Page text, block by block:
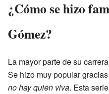
¿Cómo se hizo
Gómez?
La mayor parte de su
Se hizo muy popular
no hay quien viva. Esta